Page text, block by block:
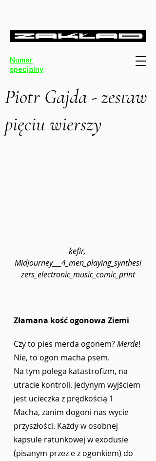
Numer
specjalny
Piotr Gajda - zestaw
pięciu wierszy
kefir,
MidJourney___4_men_playing_synthesi
zers_electronic_music_comic_print
Złamana kość ogonowa Ziemi
Czy to pies merda ogonem? Merde!
Nie, to ogon macha psem.
Na tym polega katastrofizm, na
utracie kontroli. Jedynym wyjściem
jest ucieczka z prędkością 1
Macha, zanim dogoni nas wycie
przyszłości. Każdy w osobnej
kapsule ratunkowej w exodusie
(pisanym przez e z ogonkiem) do